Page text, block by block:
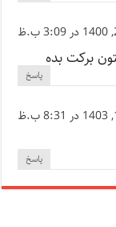
برکت بده
پاسخ
پاسخ